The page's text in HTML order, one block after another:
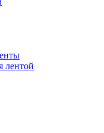
лентой